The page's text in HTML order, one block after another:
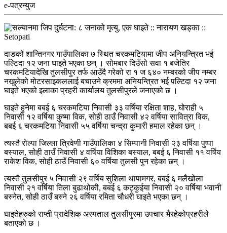
e-पत्रन्युज
दाङको शान्तिनगर गाउँपालिका ७ स्थित चरकमटियामा जीप अनियन्त्रित भई
पल्टिदा १२ जना घाइते भएका छन् । सोमबार दिउँसो सवा १ बजेतिर
चरकमटियादेखि तुलसीपुर तर्फ आउँदै गरेको रा १ ज ६४० नम्बरको जीप नम्बर
नखुलेको मोटरसाइकललाई बचाउने क्रममा अनियन्त्रित भई पल्टिदा १२ जना
घाइते भएको इलाका प्रहरी कार्यालय तुलसीपुरले जनाएको छ ।
घाइते हुनेमा बबई ६ चरकमटिया निवासी ३३ वर्षिया रक्षिता शाह, घोराही ५
निवासी १२ वर्षिया कुष्मा विक, सोही ठाउँ निवासी ४२ वर्षिया सावित्रा विक,
बबई ६ चरकमटिया निवासी ५५ वर्षिया चन्द्रा कुमारी हमाल रहेका छन् ।
त्यस्तै रोल्पा जिल्ला त्रिवेणी गाउँपालिका ४ सिम्पानी निवासी २३ वर्षिया पुष्पा
बस्याल, सोही ठाउँ निवासी ४ वर्षिया विशिका बस्याल, बबई ६ निवासी ११ वर्षिय
राकेश विक, सोही ठाउँ निवासी ६० वर्षिया तुलसी पुन रहेका छन् ।
त्यस्तै तुलसीपुर ५ निवासी २९ वर्षिय सुशिला थापामगर, बबई ६ मलैखोला
निवासी २१ वर्षिया तिला बुढाथोकी, बबई ६ कट्कुईया निवासी २० वर्षिया भवानी
बस्नेत, सोही ठाउँ बस्ने २६ वर्षिया रमिता चौधरी घाइते भएका छन् ।
घाइतेहरुको राप्ती प्रादेशिक अस्पताल तुलसीपुरमा उपचार भैरहेकोप्रहरीले
बताएको छ ।